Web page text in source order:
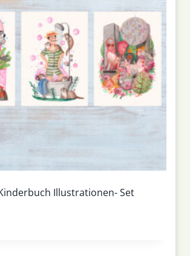
Illustrationen- Set